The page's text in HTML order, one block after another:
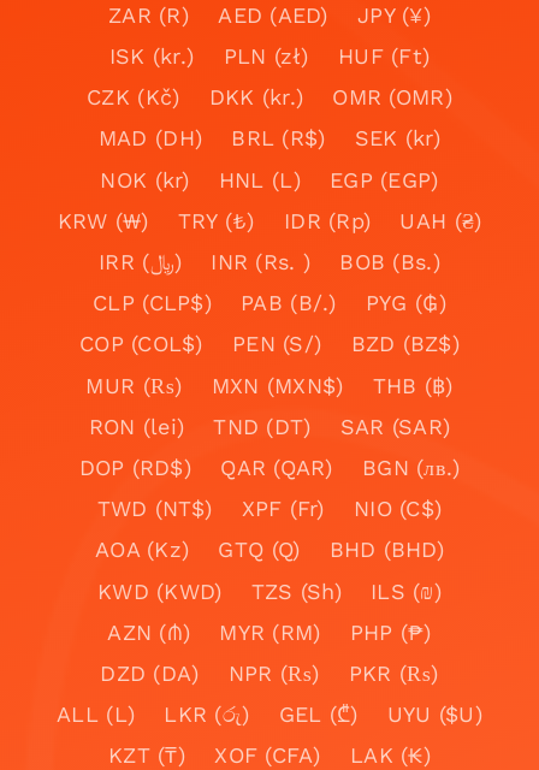
ZAR (R)
AED (AED)
JPY (¥)
ISK (kr.)
PLN (zł)
HUF (Ft)
CZK (Kč)
DKK (kr.)
OMR (OMR)
MAD (DH)
BRL (R$)
SEK (kr)
NOK (kr)
HNL (L)
EGP (EGP)
KRW (₩)
TRY (₺) IDR (Rp)
UAH (₴)
IRR (﷼)
INR (Rs. )
BOB (Bs.)
CLP (CLP$)
PAB (B/.)
PYG (₲)
COP (COL$)
PEN (S/)
BZD (BZ$)
MUR (₨)
MXN (MXN$)
THB (฿)
RON (lei)
TND (DT)
SAR (SAR)
DOP (RD$)
QAR (QAR)
BGN (лв.)
TWD (NT$)
XPF (Fr)
NIO (C$)
AOA (Kz)
GTQ (Q)
BHD (BHD)
KWD (KWD)
TZS (Sh)
ILS (₪)
AZN (₼)
MYR (RM)
PHP (₱)
DZD (DA)
NPR (₨)
PKR (₨)
ALL (L)
LKR (රු) GEL (₾)
UYU ($U)
KZT (₸)
XOF (CFA)
LAK (₭)